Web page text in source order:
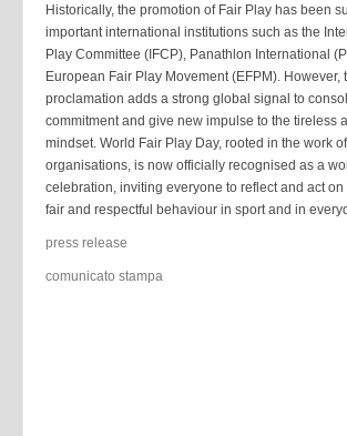
Historically, the promotion of Fair Play has been
important international institutions such as the
Play Committee (IFCP), Panathlon International
European Fair Play Movement (EFPM). However,
proclamation adds a strong global signal to
commitment and give new impulse to the tireless
mindset. World Fair Play Day, rooted in the work
organisations, is now officially recognised as a
celebration, inviting everyone to reflect and act
fair and respectful behaviour in sport and in
press release
comunicato stampa